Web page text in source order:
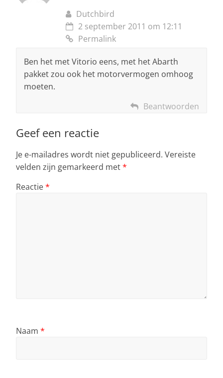
Dutchbird
2 september 2011 om 12:11
Permalink
Ben het met Vitorio eens, met het Abarth
pakket zou ook het motorvermogen omhoog
moeten.
Beantwoorden
Geef een reactie
Je e-mailadres wordt niet gepubliceerd. Vereiste
velden zijn gemarkeerd met*
Reactie*
Naam *